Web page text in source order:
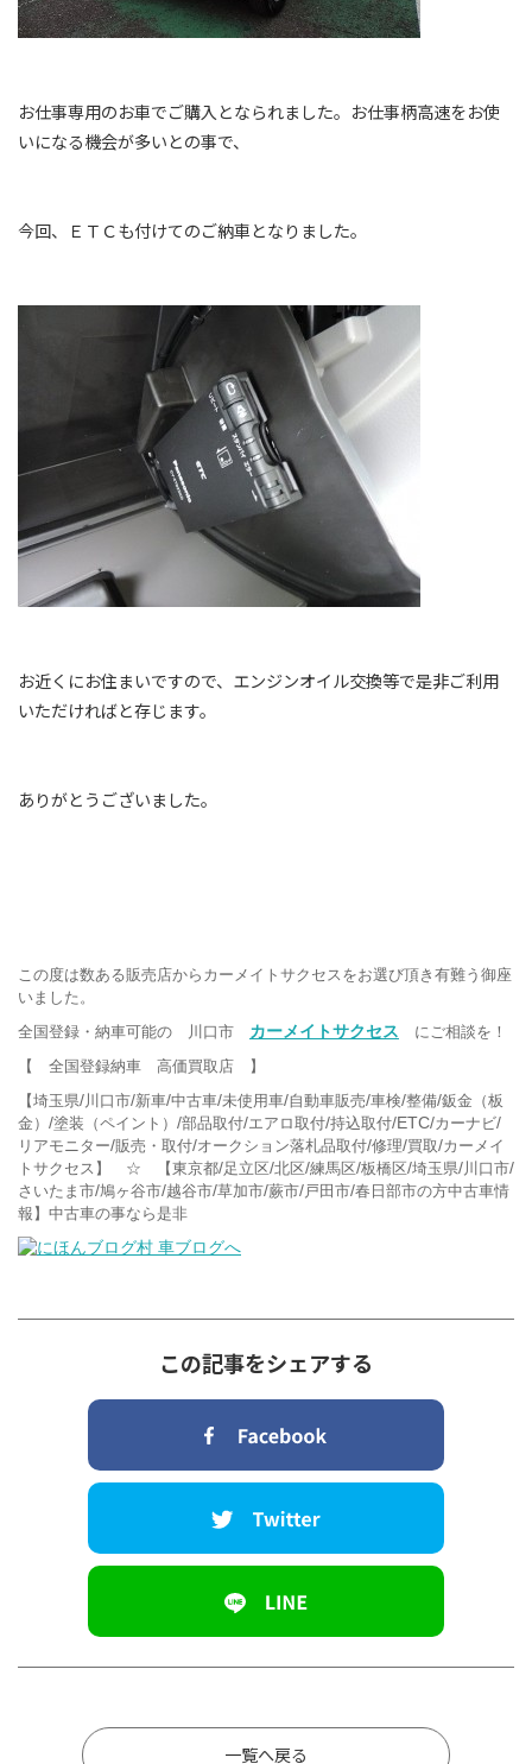
お仕事専用のお車でご購入となられました。お仕事柄高速をお使
いになる機会が多いとの事で、
今回、ＥＴＣも付けてのご納車となりました。
お近くにお住まいですので、エンジンオイル交換等で是非ご利用
いただければと存じます。
ありがとうございました。
この度は数ある販売店からカーメイトサクセスをお選び頂き有難う御座
いました。
全国登録・納車可能の 川口市 カーメイトサクセス にご相談を！
【 全国登録納車 高価買取店 】
【埼玉県/川口市/新車/中古車/未使用車/自動車販売/車検/整備/鈑金（板
金） /塗装（ペイント） /部品取付/エアロ取付/持込取付/ETC/カーナビ/
リアモニター/販売・取付/オークション落札品取付/修理/買取/カーメイ
トサクセス】 ☆ 【東京都/足立区/北区/練馬区/板橋区/埼玉県/川口市/
さいたま市/鳩ヶ谷市/越谷市/草加市/蕨市/戸田市/春日部市の方中古車情
報】中古車の事なら是非
この記事をシェアする
一覧へ戻る